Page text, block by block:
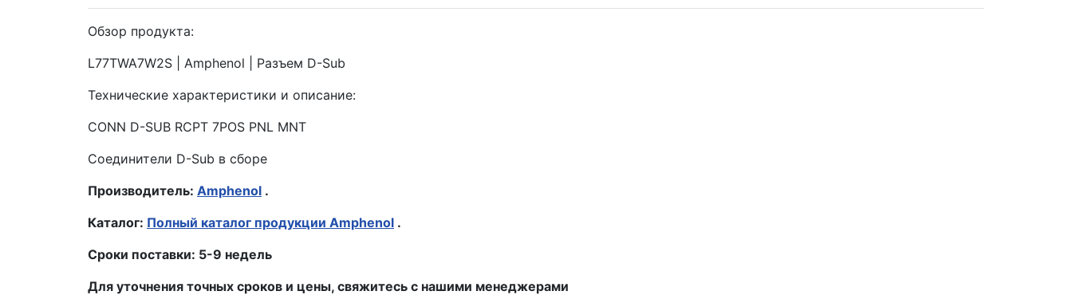
Обзор продукта:
L77TWA7W2S | Amphenol | Разъем D-Sub
Технические характеристики и описание:
CONN D-SUB RCPT 7POS PNL MNT
Соединители D-Sub в сборе
Производитель: Amphenol .
Каталог: Полный каталог продукции Amphenol .
Сроки поставки: 5-9 недель
Для уточнения точных сроков и цены, свяжитесь с нашими менеджерами